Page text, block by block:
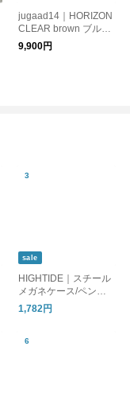
jugaad14｜HORIZON
CLEAR brown ブルー
ライトカット 日本製
鯖江 かけ心地 スト
9,900円
sale
HIGHTIDE｜スチール
メガネケース/ペンケ
ース
1,782円